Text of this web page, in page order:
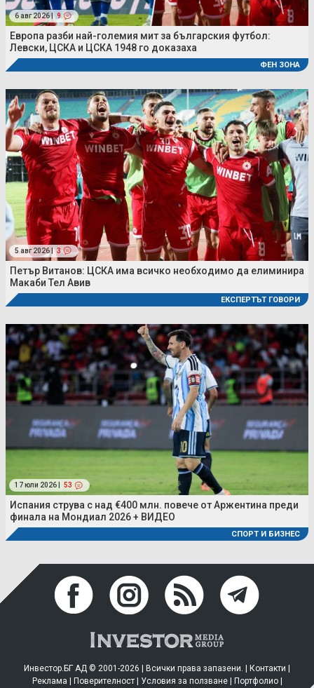
6 авг 2026 | 9
Европа разби най-големия мит за българския футбол:
Левски, ЦСКА и ЦСКА 1948 го доказаха
ФЕН ЗОНА
5 авг 2026 | 3
Петър Витанов: ЦСКА има всичко необходимо да елиминира
Макаби Тел Авив
ЕКСПЕРТЪТ ГОВОРИ
17 юли 2026 | 53
Испания струва с над €400 млн. повече от Аржентина преди
финала на Мондиал 2026 + ВИДЕО
СПОРТ И БИЗНЕС
Инвестор.БГ АД © 2001-2026 | Всички права запазени. | Контакти
Реклама
Поверителност| Условия за ползване| Портфолио|